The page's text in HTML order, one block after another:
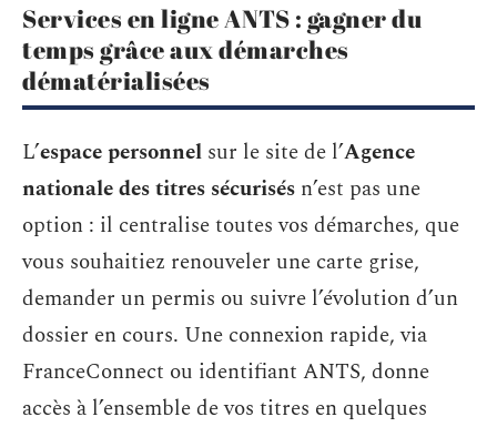
Services en ligne ANTS : gagner du
temps grâce aux démarches
dématérialisées
L’espace personnel sur le site de l’Agence
nationale des titres sécurisés n’est pas une
option : il centralise toutes vos démarches, que
vous souhaitiez renouveler une carte grise,
demander un permis ou suivre l’évolution d’un
dossier en cours. Une connexion rapide, via
FranceConnect ou identifiant ANTS, donne
accès à l’ensemble de vos titres en quelques